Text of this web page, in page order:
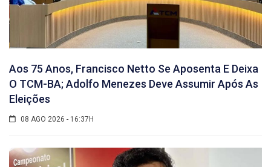
Aos 75 Anos, Francisco Netto Se Aposenta E Deixa
O TCM-BA; Adolfo Menezes Deve Assumir Após As
Eleições
08 AGO 2026 - 16:37H